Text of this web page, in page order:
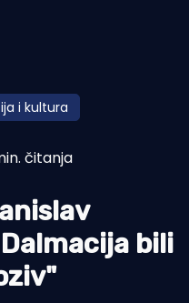
i kultura
čitanja
bili